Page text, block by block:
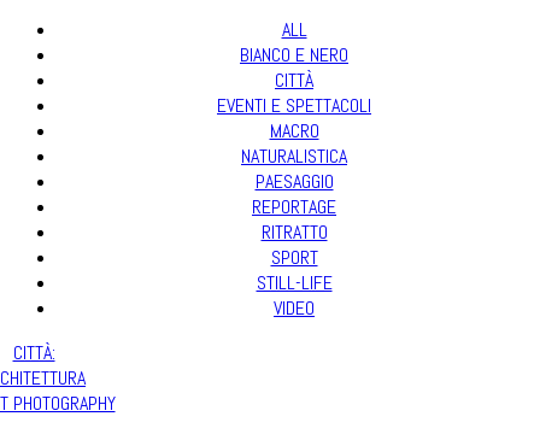
ALL
BIANCO E NERO
CITTÀ
EVENTI E SPETTACOLI
MACRO
NATURALISTICA
PAESAGGIO
REPORTAGE
RITRATTO
SPORT
STILL-LIFE
VIDEO
CITTÀ:
PHOTOGRAPHY